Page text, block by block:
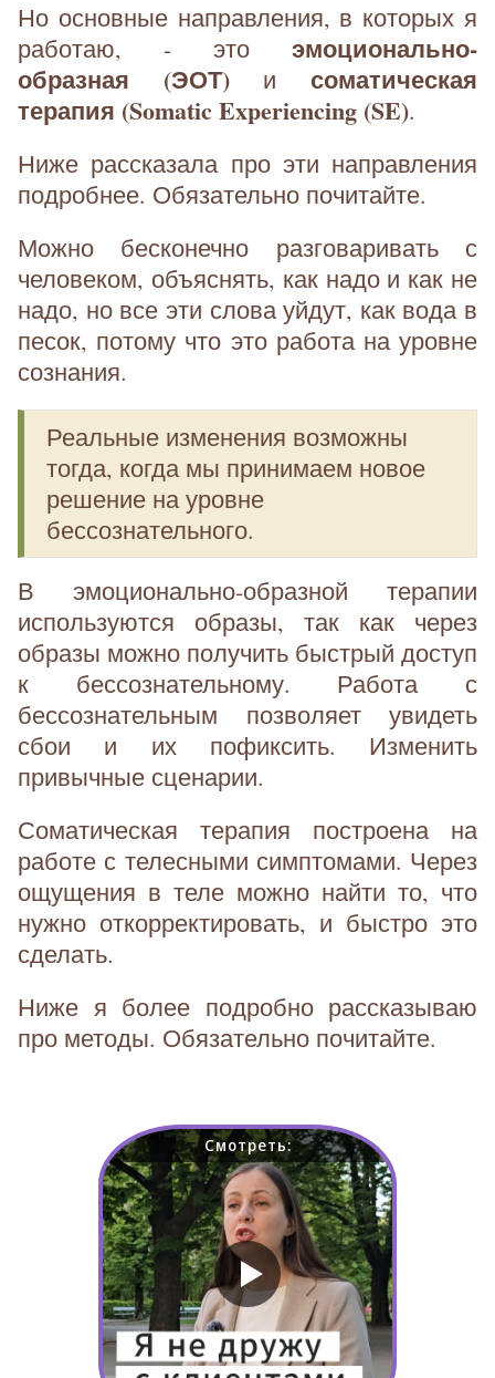
Но основные направления, в которых я
работаю, - это эмоционально-
образная (ЭОТ)и соматическая
терапия (Somatic Experiencing (SE).
Ниже рассказала про эти направления
подробнее. Обязательно почитайте.
Можно бесконечно разговаривать с
человеком, объяснять, как надо и как не
надо, но все эти слова уйдут, как вода в
песок, потому что это работа на уровне
сознания.
Реальные изменения возможны
тогда, когда мы принимаем новое
решение на уровне
бессознательного.
В эмоционально-образной терапии
используются образы, так как через
образы можно получить быстрый доступ
к бессознательному. Работа с
бессознательным позволяет увидеть
сбои и их пофиксить. Изменить
привычные сценарии.
Соматическая терапия построена на
работе с телесными симптомами. Через
ощущения в теле можно найти то, что
нужно откорректировать, и быстро это
сделать.
Ниже я более подробно рассказываю
про методы. Обязательно почитайте.
Смотреть: